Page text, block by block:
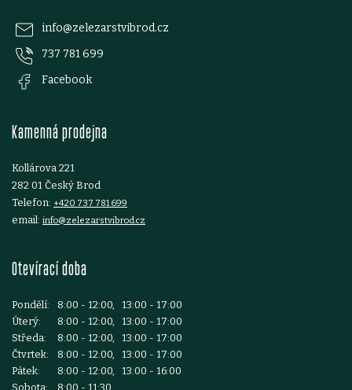
info@zelezarstvibrod.cz
737 781 699
Facebook
Kamenná prodejna
Kollárova 221
282 01 Český Brod
Telefon: +420 737 781 699
email: info@zelezarstvibrod.cz
Otevírací doba
Pondělí:
8:00 - 12:00, 13:00 - 17:00
Úterý:
8:00 - 12:00, 13:00 - 17:00
Středa:
8:00 - 12:00, 13:00 - 17:00
Čtvrtek:
8:00 - 12:00, 13:00 - 17:00
Pátek:
8:00 - 12:00, 13:00 - 16:00
Sobota:
8:00 - 11:30